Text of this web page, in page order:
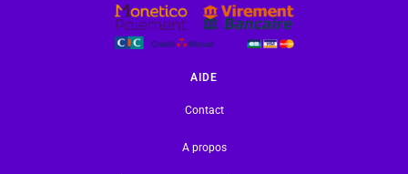
AIDE
Contact
A propos